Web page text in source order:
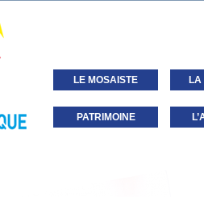
LE MOSAISTE LA
PATRIMOINE